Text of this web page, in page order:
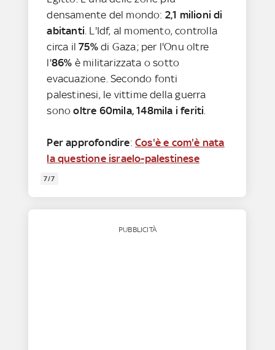
densamente del mondo: 2,1 milioni di
abitanti . L'Idf, al momento, controlla
circa il75%di Gaza; per l'Onu oltre
l'86% è militarizzata o sotto
evacuazione. Secondo fonti
palestinesi, le vittime della guerra
sonooltre 60mila, 148mila i feriti
Per approfondire:Cos'è e com'è nata
la questione israelo-palestinese
7/7
PUBBLICITÀ